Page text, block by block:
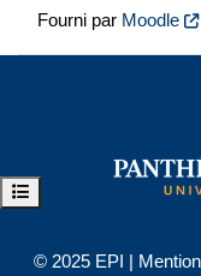
Ouvrir l’index du cours
Fourni par Moodle
© 2025 EPI |